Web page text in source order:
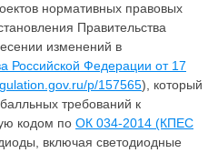
нормативных правовых
Правительства
изменений в
Российской Федерации от 17
p/157565), который
требований к
кодом по ОК 034-2014 (КПЕС
включая светодиодные